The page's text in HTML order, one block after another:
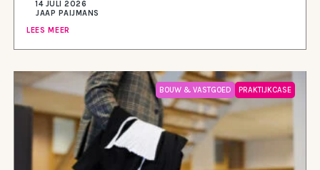
14 JULI 2026
JAAP PAIJMANS
LEES MEER
BOUW & VASTGOED PRAKTIJKCASE